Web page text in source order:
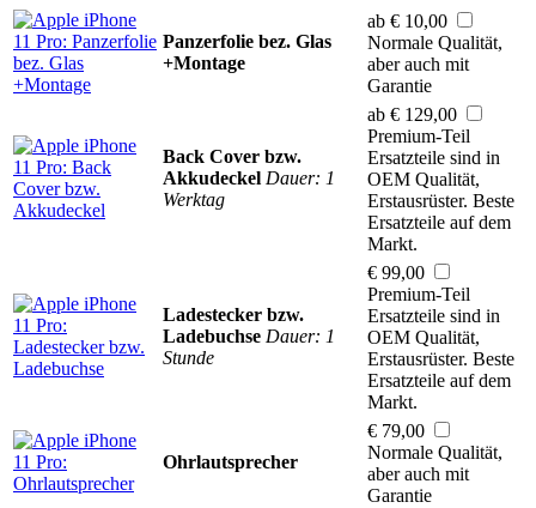
Panzerfolie bez. Glas
+Montage
ab € 10,00
Normale Qualität,
aber auch mit
Garantie
Back Cover bzw.
Akkudeckel Dauer: 1
Werktag
ab € 129,00
Premium-Teil
Ersatzteile sind in
OEM Qualität,
Erstausrüster. Beste
Ersatzteile auf dem
Markt.
Ladestecker bzw.
Ladebuchse Dauer: 1
Stunde
€ 99,00
Premium-Teil
Ersatzteile sind in
OEM Qualität,
Erstausrüster. Beste
Ersatzteile auf dem
Markt.
Ohrlautsprecher
€ 79,00
Normale Qualität,
aber auch mit
Garantie